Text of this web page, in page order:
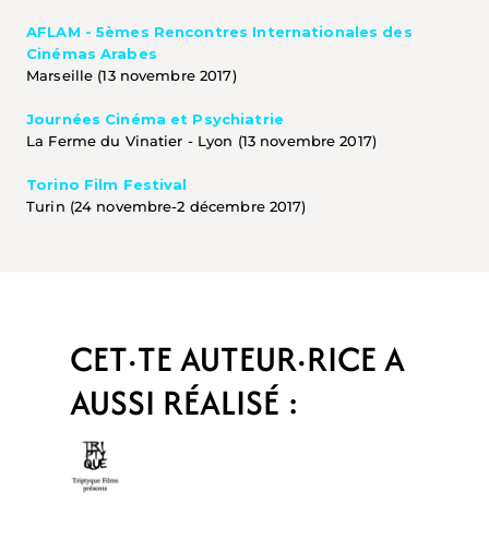
AFLAM - 5èmes Rencontres Internationales des
Cinémas Arabes
Marseille (13 novembre 2017)
Journées Cinéma et Psychiatrie
La Ferme du Vinatier - Lyon (13 novembre 2017)
Torino Film Festival
Turin (24 novembre-2 décembre 2017)
CET·TE AUTEUR·RICE A
AUSSI RÉALISÉ :